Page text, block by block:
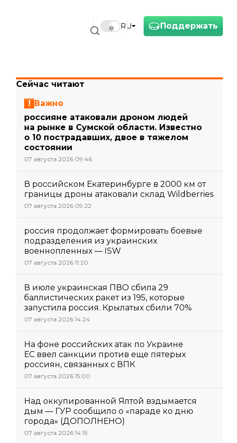
Поддержать
RU
Сейчас читают
Важно
россияне атаковали дроном людей
на рынке в Сумской области. Известно
о 10 пострадавших, двое в тяжелом
состоянии
07 августа 2026 09:46
В российском Екатеринбурге в 2000 км от
границы дроны атаковали склад Wildberries
07 августа 2026 09:22
россия продолжает формировать боевые
подразделения из украинских
военнопленных — ISW
07 августа 2026 11:20
В июле украинская ПВО сбила 29
баллистических ракет из 195, которые
запустила россия. Крылатых сбили 70%
07 августа 2026 14:24
На фоне российских атак по Украине
ЕС ввел санкции против еще пятерых
россиян, связанных с ВПК
07 августа 2026 15:00
Над оккупированной Ялтой вздымается
дым — ГУР сообщило о «параде ко дню
города» (ДОПОЛНЕНО)
07 августа 2026 14:15